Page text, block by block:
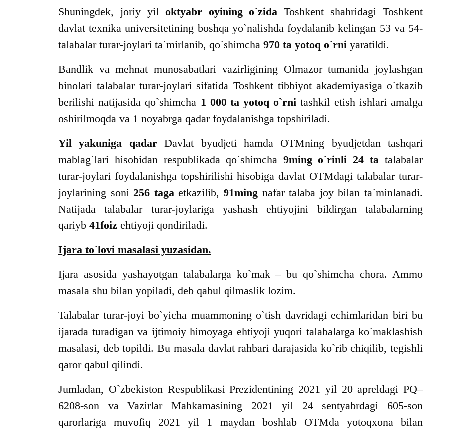
Shuningdek, joriy yil oktyabr oyining o`zida Toshkent shahridagi Toshkent
davlat texnika universitetining boshqa yo`nalishda foydalanib kelingan 53 va 54-
talabalar turar-joylari ta`mirlanib, qo`shimcha 970 ta yotoq o`rni yaratildi.
Bandlik va mehnat munosabatlari vazirligining Olmazor tumanida joylashgan
binolari talabalar turar-joylari sifatida Toshkent tibbiyot akademiyasiga o`tkazib
berilishi natijasida qo`shimcha 1 000 ta yotoq o`rnitashkil etish ishlari amalga
oshirilmoqda va 1 noyabrga qadar foydalanishga topshiriladi.
Yil yakuniga qadarDavlat byudjeti hamda OTMning byudjetdan tashqari
mablag`lari hisobidan respublikada qo`shimcha 9ming o`rinli 24 ta talabalar
turar-joylari foydalanishga topshirilishi hisobiga davlat OTMdagi talabalar turar-
joylarining soni 256 taga etkazilib,91ming nafar talaba joy bilan ta`minlanadi.
Natijada talabalar turar-joylariga yashash ehtiyojini bildirgan talabalarning
qariyb 41foiz ehtiyoji qondiriladi.
Ijara to`lovi masalasi yuzasidan.
Ijara asosida yashayotgan talabalarga ko`mak – bu qo`shimcha chora. Ammo
masala shu bilan yopiladi, deb qabul qilmaslik lozim.
Talabalar turar-joyi bo`yicha muammoning o`tish davridagi echimlaridan biri bu
ijarada turadigan va ijtimoiy himoyaga ehtiyoji yuqori talabalarga ko`maklashish
masalasi, deb topildi. Bu masala davlat rahbari darajasida ko`rib chiqilib, tegishli
qaror qabul qilindi.
Jumladan, O`zbekiston Respublikasi Prezidentining 2021 yil 20 apreldagi PQ–
6208-son va Vazirlar Mahkamasining 2021 yil 24 sentyabrdagi 605-son
qarorlariga muvofiq 2021 yil 1 maydan boshlab OTMda yotoqxona bilan